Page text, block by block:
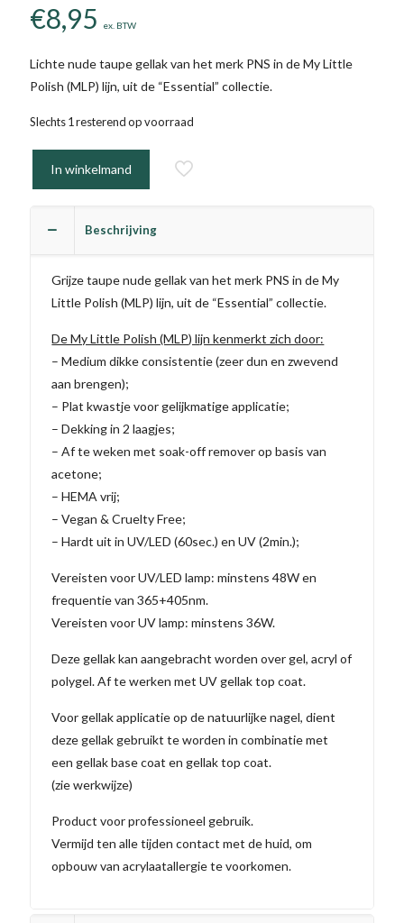
€8,95 ex. BTW
Lichte nude taupe gellak van het merk PNS in de My Little
Polish (MLP) lijn, uit de “Essential” collectie.
Slechts 1 resterend op voorraad
In winkelmand
Beschrijving
Grijze taupe nude gellak van het merk PNS in de My
Little Polish (MLP) lijn, uit de “Essential” collectie.
De My Little Polish (MLP) lijn kenmerkt zich door:
– Medium dikke consistentie (zeer dun en zwevend
aan brengen);
– Plat kwastje voor gelijkmatige applicatie;
– Dekking in 2 laagjes;
– Af te weken met soak-off remover op basis van
acetone;
– HEMA vrij;
– Vegan & Cruelty Free;
– Hardt uit in UV/LED (60sec.) en UV (2min.);
Vereisten voor UV/LED lamp: minstens 48W en
frequentie van 365+405nm.
Vereisten voor UV lamp: minstens 36W.
Deze gellak kan aangebracht worden over gel, acryl of
polygel. Af te werken met UV gellak top coat.
Voor gellak applicatie op de natuurlijke nagel, dient
deze gellak gebruikt te worden in combinatie met
een gellak base coat en gellak top coat.
(zie werkwijze)
Product voor professioneel gebruik.
Vermijd ten alle tijden contact met de huid, om
opbouw van acrylaatallergie te voorkomen.